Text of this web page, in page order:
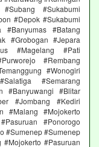
#Sukabumi
#Depok #Sukabumi
#Banyumas #Batang
#Grobogan #Jepara
#Magelang #Pati
#Rembang
#Wonogiri
#Semarang
#Banyuwangi #Blitar
#Jombang #Kediri
#Malang #Mojokerto
#Ponorogo
#Sumenep #Sumenep
#Pasuruan